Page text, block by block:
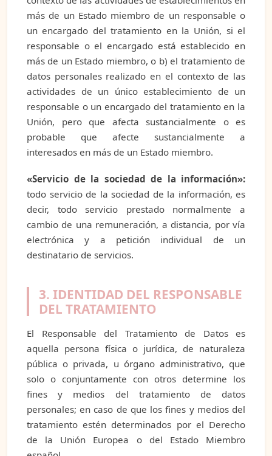
más de un Estado miembro de un responsable o
un encargado del tratamiento en la Unión, si el
responsable o el encargado está establecido en
más de un Estado miembro, o b) el tratamiento de
datos personales realizado en el contexto de las
actividades de un único establecimiento de un
responsable o un encargado del tratamiento en la
Unión, pero que afecta sustancialmente o es
probable que afecte sustancialmente a
interesados en más de un Estado miembro.
«Servicio de la sociedad de la información»:
todo servicio de la sociedad de la información, es
decir, todo servicio prestado normalmente a
cambio de una remuneración, a distancia, por vía
electrónica y a petición individual de un
destinatario de servicios.
3. IDENTIDAD DEL RESPONSABLE
DEL TRATAMIENTO
El Responsable del Tratamiento de Datos es
aquella persona física o jurídica, de naturaleza
pública o privada, u órgano administrativo, que
solo o conjuntamente con otros determine los
fines y medios del tratamiento de datos
personales; en caso de que los fines y medios del
tratamiento estén determinados por el Derecho
de la Unión Europea o del Estado Miembro